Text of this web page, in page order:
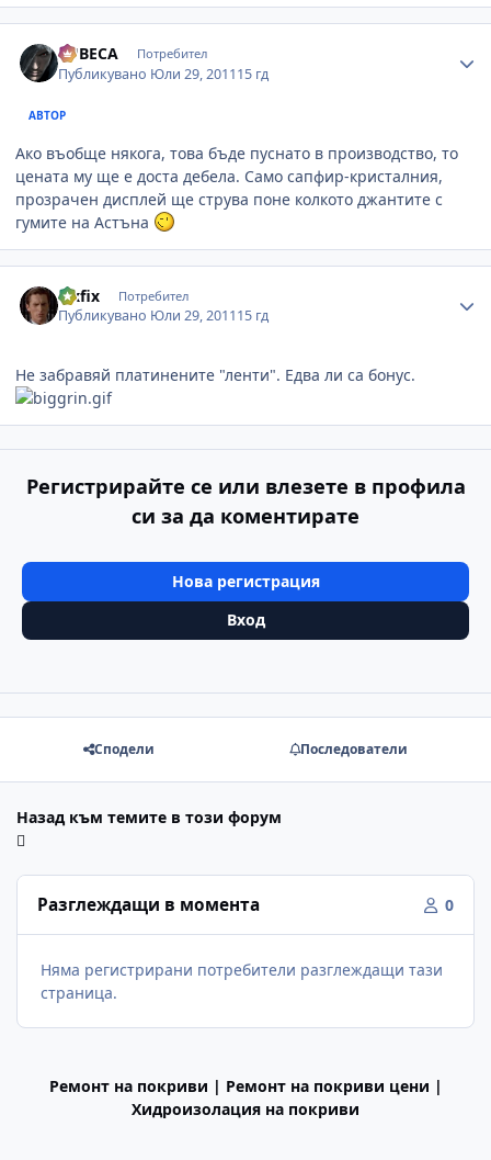
LUBECA Потребител
Публикувано Юли 29, 201115 гд
АВТОР
Ако въобще някога, това бъде пуснато в производство, то
цената му ще е доста дебела. Само сапфир-кристалния,
прозрачен дисплей ще струва поне колкото джантите с
гумите на Астъна
vixfix Потребител
Публикувано Юли 29, 201115 гд
Не забравяй платинените "ленти". Едва ли са бонус.
Регистрирайте се или влезете в профила
си за да коментирате
Нова регистрация
Вход
Сподели Последователи
Назад към темите в този форум
Разглеждащи в момента 0
Няма регистрирани потребители разглеждащи тази
страница.
Ремонт на покриви | Ремонт на покриви цени |
Хидроизолация на покриви